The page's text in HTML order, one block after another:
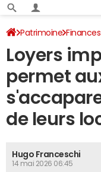
Patrimoine
Loyers
permet
de leurs
Hugo Franceschi
14 mai 2026 06:45